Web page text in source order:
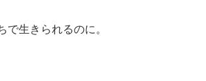
で生きられるのに。